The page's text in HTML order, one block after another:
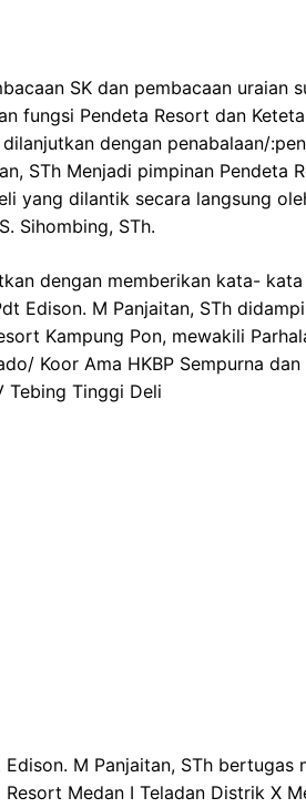
SK dan pembacaan uraian
fungsi Pendeta Resort dan
dilanjutkan dengan penabalaan/
STh Menjadi pimpinan Pendeta
yang dilantik secara langsung
Sihombing, STh.
dengan memberikan kata-
Edison. M Panjaitan, STh
Kampung Pon, mewakili
Koor Ama HKBP Sempurna
Tebing Tinggi Deli
Edison. M Panjaitan, STh bertugas
Resort Medan I Teladan Distrik X